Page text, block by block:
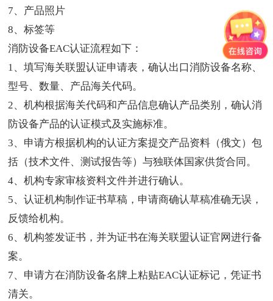
7、产品照片
8、标签等
消防设备EAC认证流程如下：
1、填写海关联盟认证申请表，确认出口消防设备名称、
型号、数量、产品海关代码。
2、机构根据海关代码和产品信息确认产品类别，确认消
防设备产品的认证模式及实施标准。
3、申请方根据机构的认证方案提交产品资料（俄文）包
括（技术文件、测试报告等）与独联体国家供货合同。
4、机构专家审核资料文件并进行确认。
5、认证机构制作证书草稿，申请商确认草稿准确无误，
反馈给机构。
6、机构签发证书，并为证书在海关联盟认证官网进行备
案。
7、申请方在消防设备名牌上粘贴EAC认证标记，凭证书
清关。